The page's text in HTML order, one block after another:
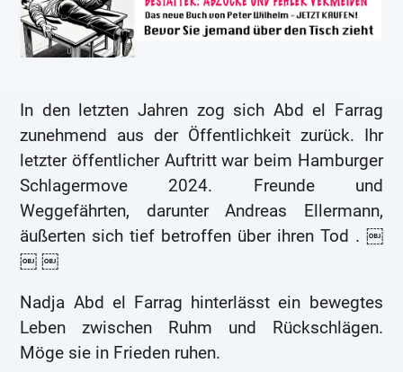
In den letzten Jahren zog sich Abd el Farrag
zunehmend aus der Öffentlichkeit zurück. Ihr
letzter öffentlicher Auftritt war beim Hamburger
Schlagermove 2024. Freunde und
Weggefährten, darunter Andreas Ellermann,
äußerten sich tief betroffen über ihren Tod . ￼
￼ ￼
Nadja Abd el Farrag hinterlässt ein bewegtes
Leben zwischen Ruhm und Rückschlägen.
Möge sie in Frieden ruhen.